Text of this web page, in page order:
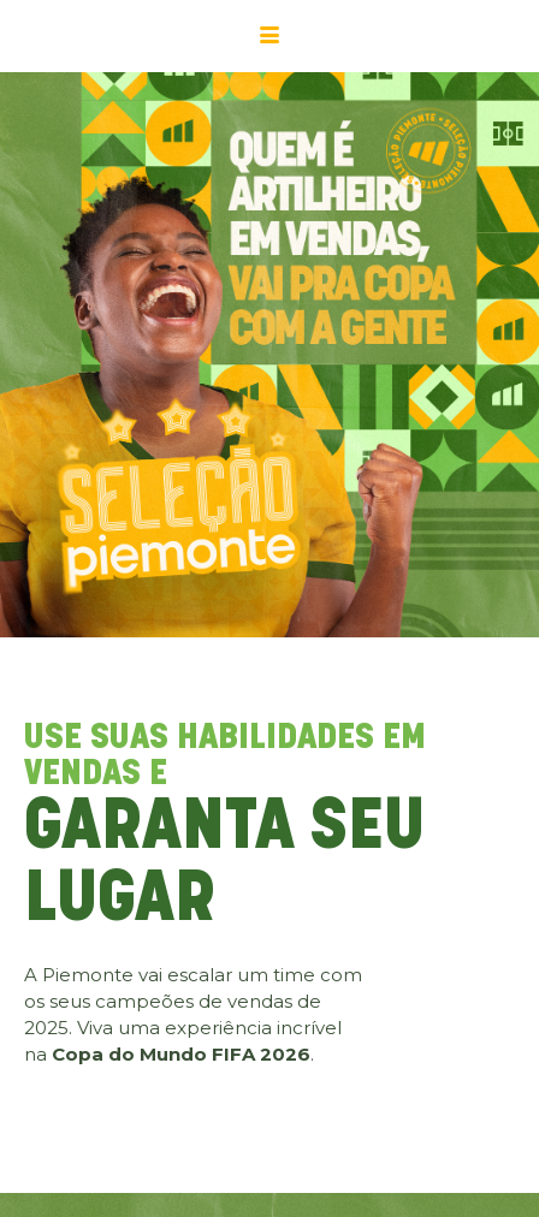
USE SUAS HABILIDADES EM
VENDAS E
GARANTA SEU
LUGAR
A Piemonte vai escalar um time com
os seus campeões de vendas de
2025. Viva uma experiência incrível
na Copa do Mundo FIFA 2026.